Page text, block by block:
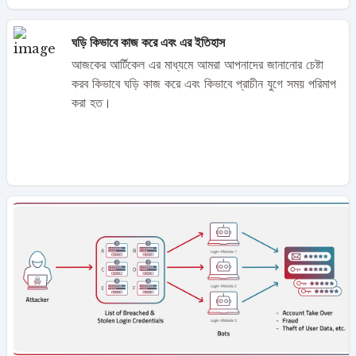
ঘড়ি কিভাবে কাজ করে এবং এর ইতিহাস
আজকের আর্টিকেল এর মাধ্যমে আমরা আপনাদের জানানোর চেষ্টা
করব কিভাবে ঘড়ি কাজ করে এবং কিভাবে প্রাচীন যুগে সময় পরিমাপ
করা হত।